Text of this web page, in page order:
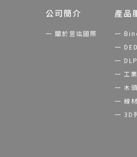
公司簡介
關於昱竑國際
產品
工
木
線
3D